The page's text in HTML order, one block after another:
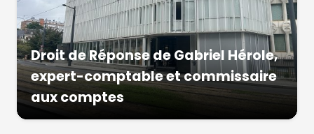
Droit de Réponse de Gabriel Hérole,
expert-comptable et commissaire
aux comptes